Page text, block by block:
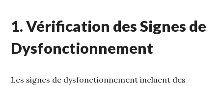
1. Vérification des Signes de
Dysfonctionnement
Les signes de dysfonctionnement incluent des